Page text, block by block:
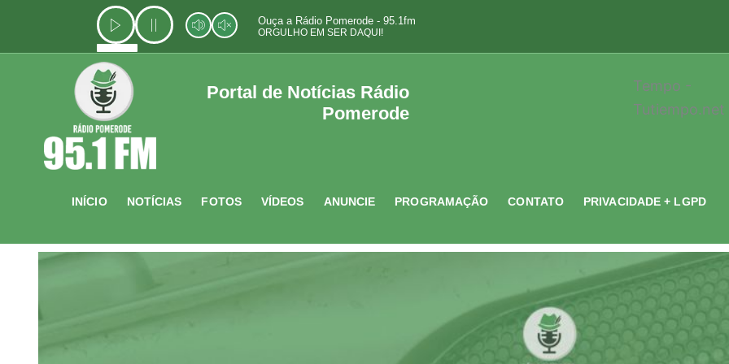
o
Ouça a Rádio Pomerode - 95.1fm
ORGULHO EM SER DAQUI!
Portal de Notícias Rádio
Pomerode
Tempo -
Tutiempo.net
INÍCIO NOTÍCIAS FOTOS VÍDEOS ANUNCIE PROGRAMAÇÃO CONTATO PRIVACIDADE + LGPD